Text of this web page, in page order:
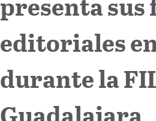
editoriales
durante la
Guadalajara